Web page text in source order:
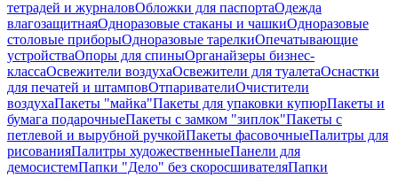
тетрадей и журналовОбложки для паспортаОдежда
влагозащитнаяОдноразовые стаканы и чашкиОдноразовые
столовые приборыОдноразовые тарелкиОпечатывающие
устройстваОпоры для спиныОрганайзеры бизнес-
классаОсвежители воздухаОсвежители для туалетаОснастки
для печатей и штамповОтпаривателиОчистители
воздухаПакеты "майка"Пакеты для упаковки купюрПакеты и
бумага подарочныеПакеты с замком "зиплок"Пакеты с
петлевой и вырубной ручкойПакеты фасовочныеПалитры для
рисованияПалитры художественныеПанели для
демосистемПапки "Дело" без скоросшивателяПапки